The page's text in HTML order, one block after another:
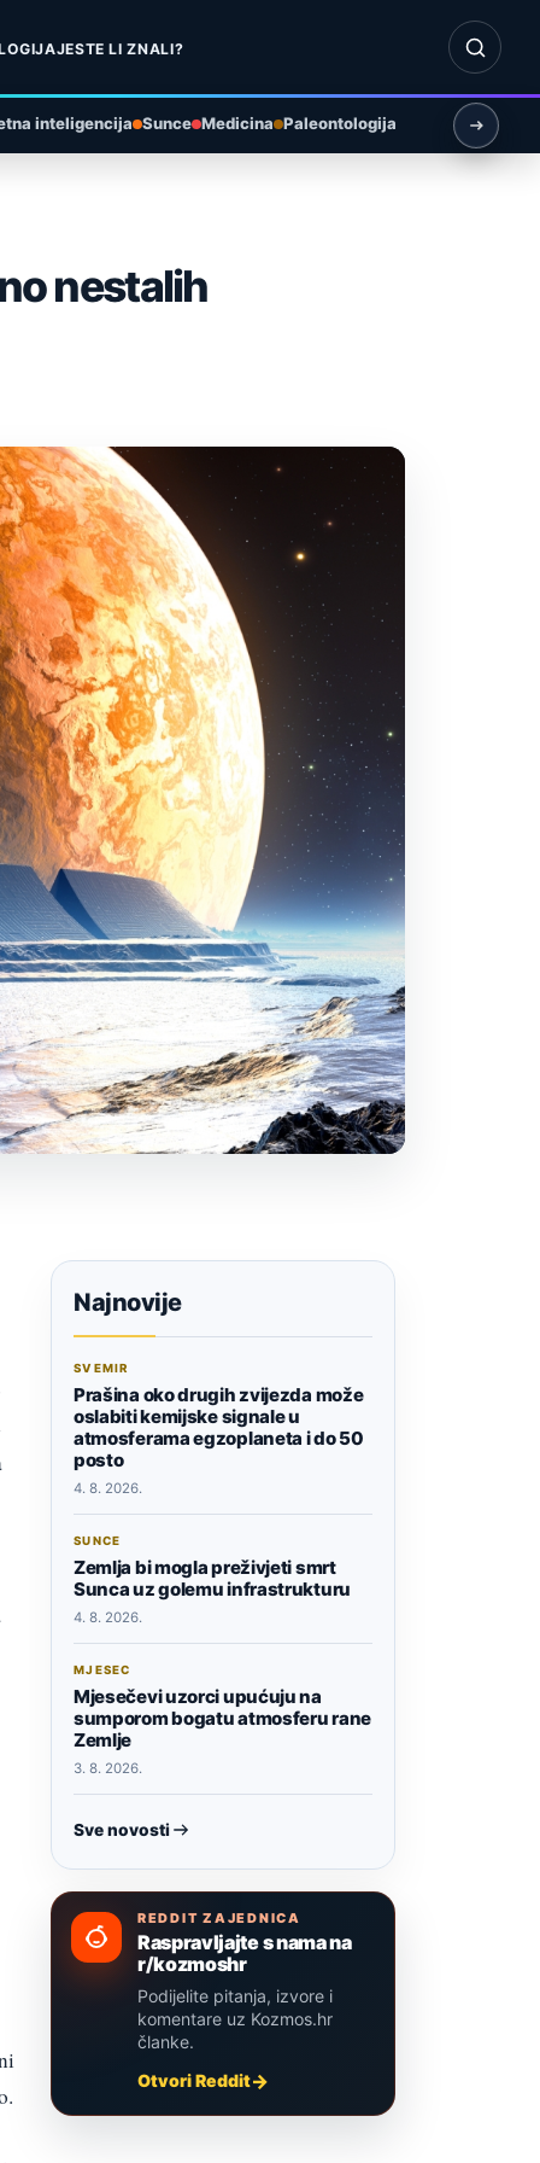
JESTE LI ZNALI?
Otvori
inteligencija Sunce Medicina Paleontologija
nestalih
Najnovije
SVEMIR
Prašina oko drugih zvijezda može
oslabiti kemijske signale u
atmosferama egzoplaneta i do 50
posto
4. 8. 2026.
SUNCE
Zemlja bi mogla preživjeti smrt
Sunca uz golemu infrastrukturu
4. 8. 2026.
MJESEC
Mjesečevi uzorci upućuju na
sumporom bogatu atmosferu rane
Zemlje
3. 8. 2026.
Sve novosti
REDDIT ZAJEDNICA
Raspravljajte s nama na
r/kozmoshr
Podijelite pitanja, izvore i
komentare uz Kozmos.hr
članke.
Otvori Reddit